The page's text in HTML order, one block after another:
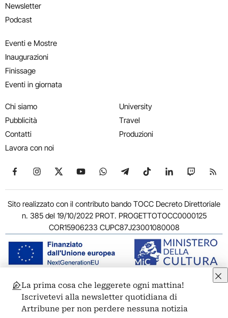
Newsletter
Podcast
Eventi e Mostre
Inaugurazioni
Finissage
Eventi in giornata
Chi siamo
Pubblicità
Contatti
Lavora con noi
University
Travel
Produzioni
Seguici su Facebook
Seguici su Instagram
Seguici su X
Seguici su YouTube
Seguici su WhatsApp
Seguici su Telegram
Seguici su TikTok
Seguici su
Seguici
Sito realizzato con il contributo bando TOCC Decreto Direttoriale
n. 385 del 19/10/2022 PROT. PROGETTOTOCC0000125
COR15906233 CUPC87J23001080008
© 2011-2026 ARTRIBUNE srl – Corso Vittorio Emanuele II, 287 –
00186 Roma - P.I. 11381581005
Privacy: Responsabile della protezione dei dati personali
La prima cosa che leggerete ogni mattina!
Iscrivetevi alla newsletter quotidiana di
Artribune per non perdere nessuna notizia